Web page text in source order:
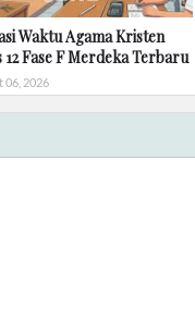
Waktu Agama Kristen
12 Fase F Merdeka Terbaru
06, 2026